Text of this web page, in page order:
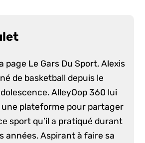
page Le Gars Du Sport, Alexis
de basketball depuis le
AlleyOop 360 lui
une plateforme pour partager
sport qu’il a pratiqué durant
années. Aspirant à faire sa